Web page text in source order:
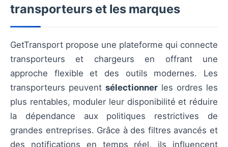
transporteurs et les marques
GetTransport propose une plateforme qui connecte
transporteurs et chargeurs en offrant une
approche flexible et des outils modernes. Les
transporteurs peuvent sélectionner les ordres les
plus rentables, moduler leur disponibilité et réduire
la dépendance aux politiques restrictives de
grandes entreprises. Grâce à des filtres avancés et
des notifications en temps réel, ils influencent